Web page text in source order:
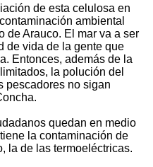
de esta celulosa en
ambiental
de Arauco. El mar va a ser
de vida de la gente que
Entonces, además de la
la polución del
pescadores no sigan
quedan en medio
la contaminación de
la de las termoeléctricas.